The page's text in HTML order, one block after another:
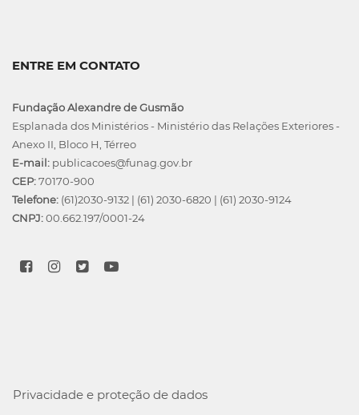
ENTRE EM CONTATO
Fundação Alexandre de Gusmão
Esplanada dos Ministérios - Ministério das Relações Exteriores -
Anexo II, Bloco H, Térreo
E-mail: publicacoes@funag.gov.br
CEP:70170-900
Telefone: (61)2030-9132 | (61) 2030-6820 | (61) 2030-9124
CNPJ:00.662.197/0001-24
Privacidade e proteção de dados